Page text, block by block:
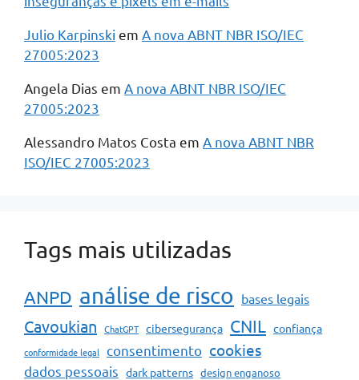
Julio Karpinski em A nova ABNT NBR ISO/IEC
27005:2023
Angela Dias em A nova ABNT NBR ISO/IEC
27005:2023
Alessandro Matos Costa em A nova ABNT NBR
ISO/IEC 27005:2023
Tags mais utilizadas
ANPD análise de risco bases legais
Cavoukian ChatGPT cibersegurança CNIL confiança
conformidade legal consentimento cookies
dados pessoais dark patterns design enganoso